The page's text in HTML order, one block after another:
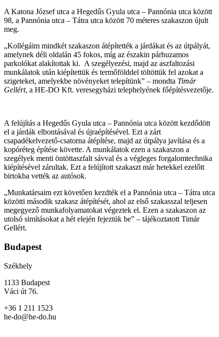
A Katona József utca a Hegedűs Gyula utca – Pannónia utca között
98, a Pannónia utca – Tátra utca között 70 méteres szakaszon újult
meg.
„Kollégáim mindkét szakaszon átépítették a járdákat és az útpályát,
amelynek déli oldalán 45 fokos, míg az északin párhuzamos
parkolókat alakítottak ki. A szegélyezési, majd az aszfaltozási
munkálatok után kiépítettük és termőfölddel töltöttük fel azokat a
szigeteket, amelyekbe növényeket telepítünk” – mondta Timár
Gellért, a HE-DO Kft. veresegyházi telephelyének főépítésvezetője.
A felújítás a Hegedűs Gyula utca – Pannónia utca között kezdődött
el a járdák elbontásával és újraépítésével. Ezt a zárt
csapadékelvezető-csatorna átépítése, majd az útpálya javítása és a
kopóréteg építése követte. A munkálatok ezen a szakaszon a
szegélyek menti öntöttaszfalt sávval és a végleges forgalomtechnika
kiépítésével zárultak. Ezt a felújított szakaszt már hetekkel ezelőtt
birtokba vették az autósok.
„Munkatársaim ezt követően kezdték el a Pannónia utca – Tátra utca
közötti második szakasz átépítését, ahol az első szakasszal teljesen
megegyező munkafolyamatokat végeztek el. Ezen a szakaszon az
utolsó simításokat a hét elején fejeztük be” – tájékoztatott Timár
Gellért.
Budapest
Székhely
1133 Budapest
Váci út 76.
+36 1 211 1523
he-do@he-do.hu